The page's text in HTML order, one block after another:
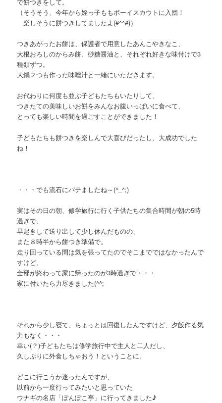
（そうそう、今年から姪っ子ももボーイスカウトに入団！
楽しそうに餅つきしてましたよ(#^^#)）
つきあがったお餅は、保護者で用意したあんこやきなこ、
大根おろしのからみ餅、砂糖醤油と、それぞれ好きな味付けで3
種類ずつ。
大鍋２つも作った味噌汁と一緒にいただきます。
お代わりに何度も並ぶ子どもたちもいたりして、
つきたての美味しいお餅をみんなお腹いっぱいに食べて、
とっても楽しい時間を過ごすことができました！
子どもたちも餅つきを楽しんで大喜びだったし
、大成功でした
ね！
・・・でも流石にバテましたね～(^_^;)
実はその日の朝、修学旅行に行く子供たちの集合時間が朝の5時
過ぎで、
早起きして送り出して少し休んだものの、
また８時半から餅つき準備で。
走り回っている間は気を張ってたのでそこまでではなかったんで
すけど、
全部が終わって家に帰ったのが3時過ぎで・・・
家に付いたら力尽きました(^^;
それから少し寝て、ちょっとは回復したんですけど、 夕飯作る気
力もなく・・・
幸い(？)子どもたちは修学旅行中で主人と二人だし、
久しぶりに外食しちゃおう！ということに。
どこに行こうか迷ったんですが、
以前から一度行ってみたいと思っていた
ウナギの名店「ぽんぽこ亭」に行ってきました♪